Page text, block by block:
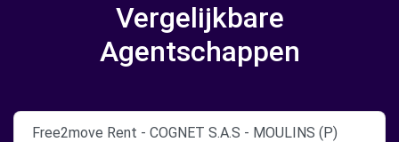
Vergelijkbare
Agentschappen
Free2move Rent - COGNET S.A.S - MOULINS (P)